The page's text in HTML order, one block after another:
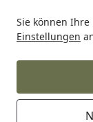
Sie können
Einstellungen
Startseite
Condura
Condura